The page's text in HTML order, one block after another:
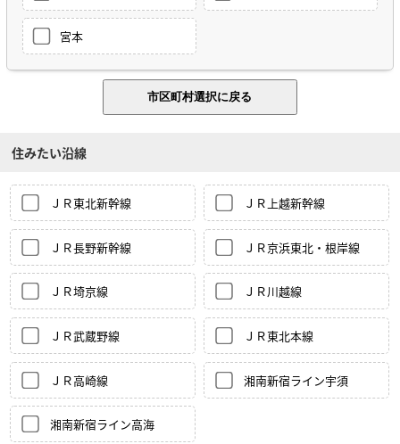
宮本
住みたい沿線
ＪＲ東北新幹線 ＪＲ上越新幹線
ＪＲ長野新幹線 ＪＲ京浜東北・根岸線
ＪＲ埼京線 ＪＲ川越線
ＪＲ武蔵野線 ＪＲ東北本線
ＪＲ高崎線 湘南新宿ライン宇須
湘南新宿ライン高海